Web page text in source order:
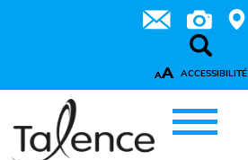
AA ACCESSIBILITÉ